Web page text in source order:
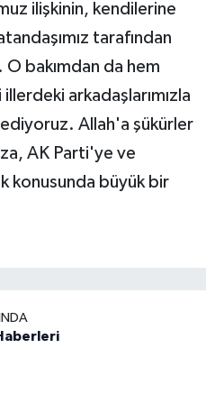
ilişkinin, kendilerine
tarafından
bakımdan da hem
arkadaşlarımızla
Allah'a şükürler
AK Parti'ye ve
konusunda büyük bir